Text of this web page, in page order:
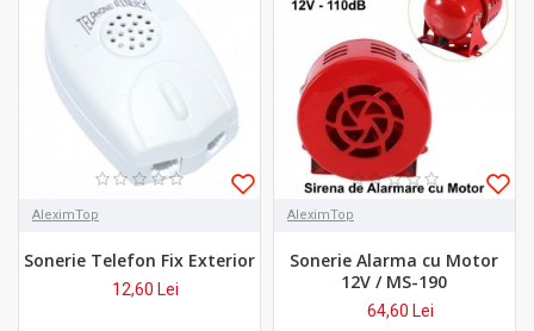
AleximTop
Sonerie Telefon Fix Exterior
12,60 Lei
AleximTop
Sonerie Alarma cu Motor
12V / MS-190
64,60 Lei